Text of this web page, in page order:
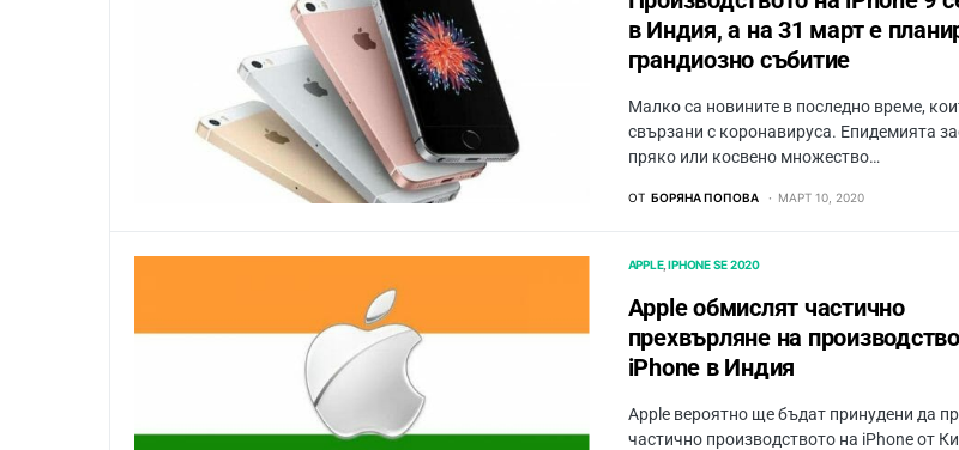
в Индия, а на 31 март е
грандиозно събитие
Малко са новините в последно време,
свързани с коронавируса. Епидемията
пряко или косвено множество…
ОТ БОРЯНА ПОПОВА МАРТ 10, 2020
APPLE IPHONE SE 2020
Apple обмислят частично
прехвърляне на
iPhone в Индия
Apple вероятно ще бъдат принудени да
частично производството на iPhone от